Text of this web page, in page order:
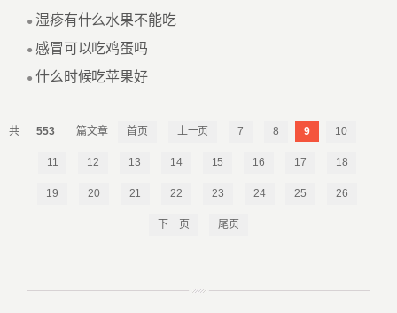
● 湿疹有什么水果不能吃
● 感冒可以吃鸡蛋吗
● 什么时候吃苹果好
553 首页 上一页 7 8 9 10
11 12 13 14 15 16 17 18
19 20 21 22 23 24 25 26
下一页 尾页